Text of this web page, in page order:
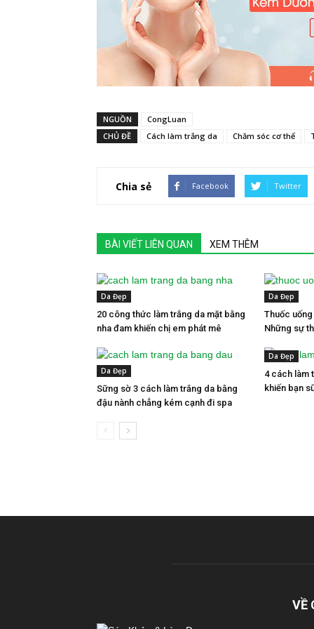
NGUỒN
CongLuan
CHỦ ĐỀ
Cách làm trắng da Chăm sóc cơ thể
Chia sẻ Facebook Twitter
BÀI VIẾT LIÊN QUAN XEM THÊM
Da Đẹp
20 công thức làm trắng da mặt bằng
nha đam khiến chị em phát mê
Da Đẹp
Thuốc
Những sự
Da Đẹp
Sững sờ 3 cách làm trắng da bằng
đậu nành chẳng kém cạnh đi spa
Da Đẹp
4 cách làm
khiến bạn
VỀ